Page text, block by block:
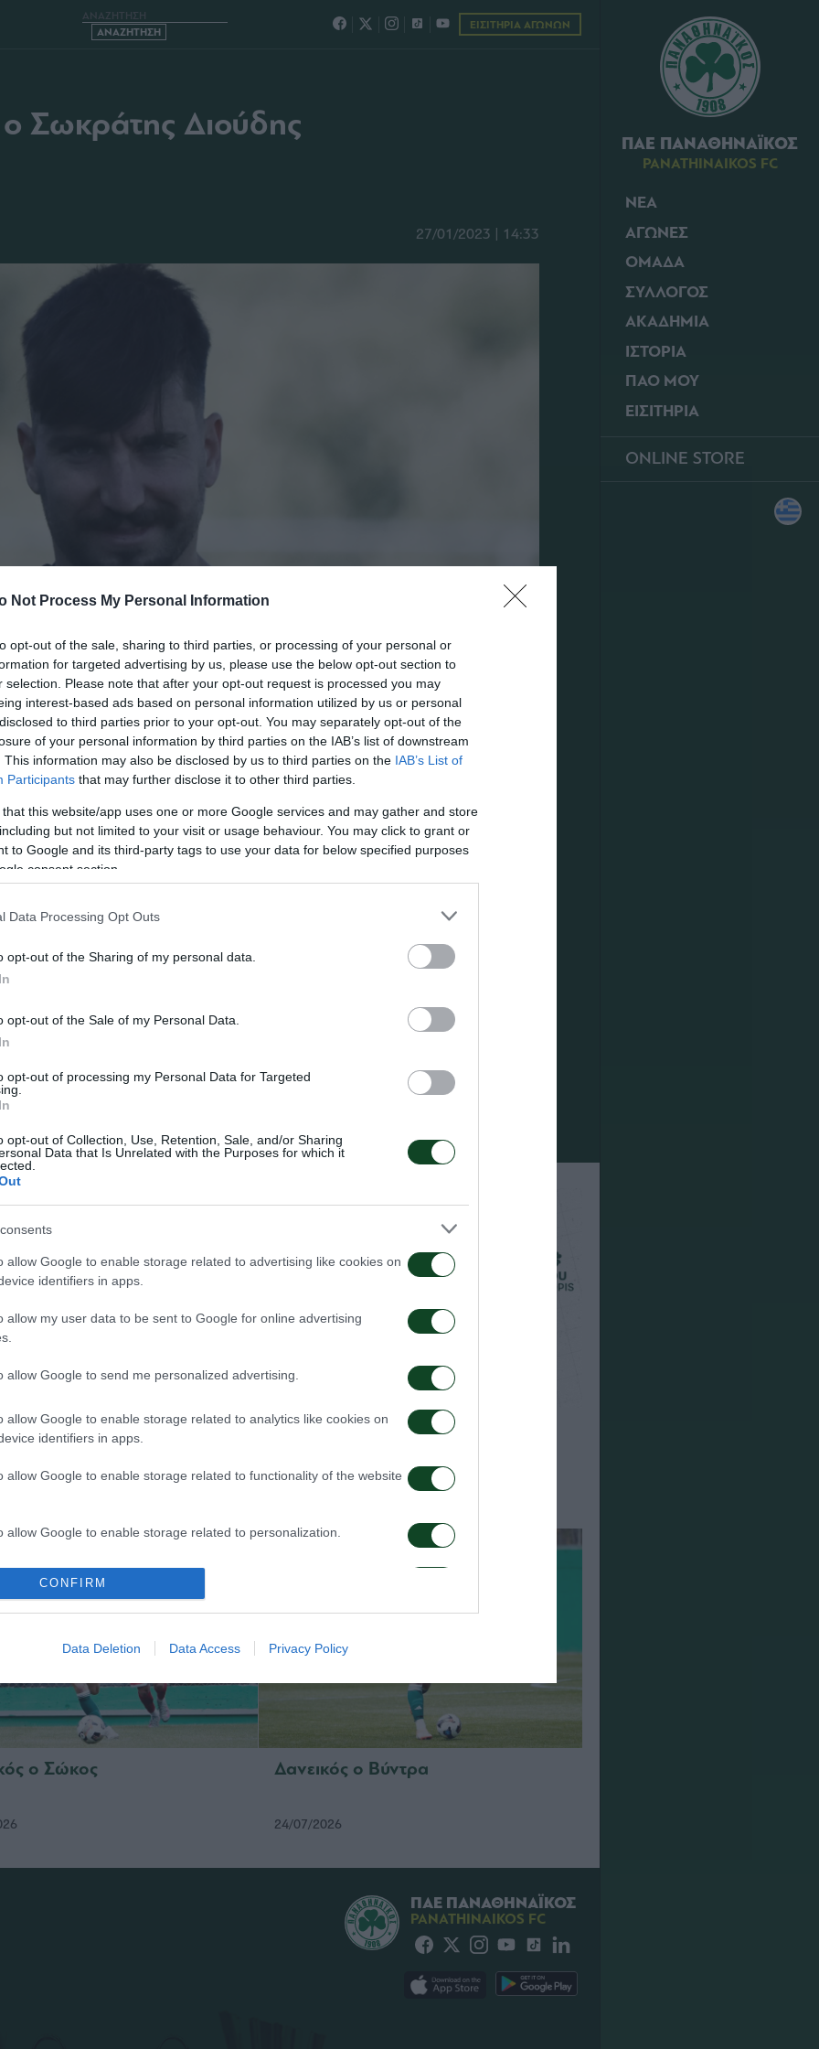
Not Process My Personal Information
opt-out of the sale, sharing to third parties, or processing of your personal or
for targeted advertising by us, please use the below opt-out section to
selection. Please note that after your opt-out request is processed you may
interest-based ads based on personal information utilized by us or personal
to third parties prior to your opt-out. You may separately opt-out of the
of your personal information by third parties on the IAB’s list of downstream
This information may also be disclosed by us to third parties on the IAB’s List of
Participants that may further disclose it to other third parties.
that this website/app uses one or more Google services and may gather and store
but not limited to your visit or usage behaviour. You may click to grant or
to Google and its third-party tags to use your data for below specified purposes
consent section.
Data Processing Opt Outs
opt-out of the Sharing of my personal data.
opt-out of the Sale of my Personal Data.
opt-out of processing my Personal Data for Targeted
opt-out of Collection, Use, Retention, Sale, and/or Sharing
Data that Is Unrelated with the Purposes for which it
allow Google to enable storage related to advertising like cookies on
identifiers in apps.
allow my user data to be sent to Google for online advertising
allow Google to send me personalized advertising.
allow Google to enable storage related to analytics like cookies on
identifiers in apps.
allow Google to enable storage related to functionality of the website
allow Google to enable storage related to personalization.
allow Google to enable storage related to security, including
functionality and fraud prevention, and other user protection.
CONFIRM
Data Deletion Data Access Privacy Policy
ΠΑΕ ΠΑΝΑΘΗΝΑΪΚΟΣ
PANATHINAIKOS FC
ΝΕΑ
ΑΓΩΝΕΣ
ΟΜΑΔΑ
ΣΥΛΛΟΓΟΣ
ΑΚΑΔΗΜΙΑ
ΙΣΤΟΡΙΑ
ΠΑΟ ΜΟΥ
ΕΙΣΙΤΗΡΙΑ
ONLINE STORE
ΕΙΣΙΤΗΡΙΑ ΑΓΩΝΩΝ
ο Σωκράτης Διούδης
27/01/2023 | 14:33
του Σωκράτη Διούδη στην πολωνική Ζαγκλέμπιε
με το Τριφύλλι, αγωνιζόμενος σε 125 παιχνίδια σε όλες τις
της σεζόν 2021-22.
συνέχεια της καριέρας του.
ο Κινγκς
Στην Καραγκιουμριούκ ο Σιώπης
27/07/2026
ο Σώκος Δανεικός ο Βύντρα
24/07/2026
ΠΑΕ ΠΑΝΑΘΗΝΑΪΚΟΣ
PANATHINAIKOS FC